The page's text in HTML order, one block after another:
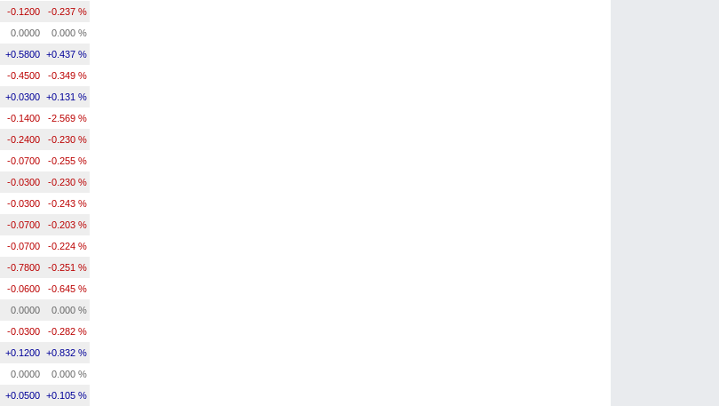
-0.1200 -0.237 %
0.0000 0.000 %
+0.5800 +0.437 %
-0.4500 -0.349 %
+0.0300 +0.131 %
-0.1400 -2.569 %
-0.2400 -0.230 %
-0.0700 -0.255 %
-0.0300 -0.230 %
-0.0300 -0.243 %
-0.0700 -0.203 %
-0.0700 -0.224 %
-0.7800 -0.251 %
-0.0600 -0.645 %
0.0000 0.000 %
-0.0300 -0.282 %
+0.1200 +0.832 %
0.0000 0.000 %
+0.0500 +0.105 %